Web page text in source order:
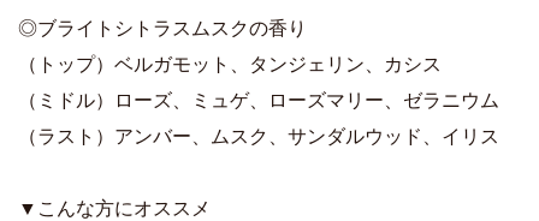
◎ブライトシトラスムスクの香り
（トップ）ベルガモット、タンジェリン、カシス
（ミドル）ローズ、ミュゲ、ローズマリー、ゼラニウム
（ラスト）アンバー、ムスク、サンダルウッド、イリス
▼こんな方にオススメ